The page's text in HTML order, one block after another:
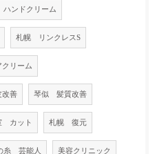
ハンドクリーム
札幌 リンクレスS
クリーム
改善 琴似 髪質改善
カット 札幌 復元
糸 芸能人 美容クリニック